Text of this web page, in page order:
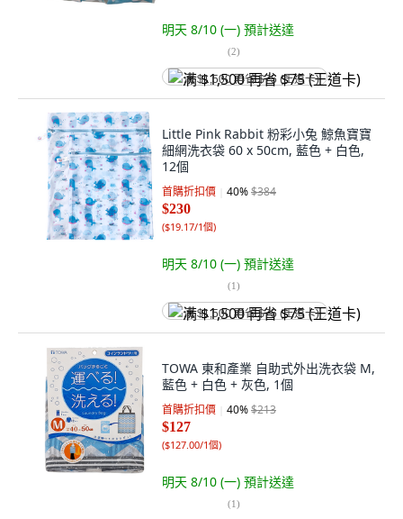
明天 8/10 (一) 預計送達
(2)
满 $1,500 再省 $75 (王道卡)
Little Pink Rabbit 粉彩小兔 鯨魚寶寶
細網洗衣袋 60 x 50cm, 藍色 + 白色,
12個
首購折扣價 40%$384
$230
($19.17/1個)
明天 8/10 (一) 預計送達
(1)
满 $1,500 再省 $75 (王道卡)
TOWA 東和產業 自助式外出洗衣袋 M,
藍色 + 白色 + 灰色, 1個
首購折扣價 40%$213
$127
($127.00/1個)
明天 8/10 (一) 預計送達
(1)